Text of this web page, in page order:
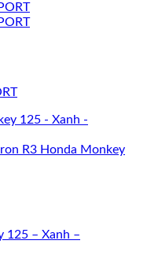
125 – Xanh –